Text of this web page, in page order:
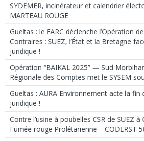
SYDEMER, incinérateur et calendrier
MARTEAU ROUGE
Gueltas : le FARC déclenche l’Opération
Contraires : SUEZ, l’État et la Bretagne
juridique !
Opération “BAÏKAL 2025” — Sud
Régionale des Comptes met le SYSEM
Gueltas : AURA Environnement acte la fin
juridique !
Contre l’usine à poubelles CSR de SUEZ
Fumée rouge Prolétarienne – CODERST